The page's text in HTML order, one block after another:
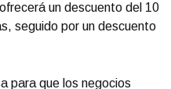
un descuento del 10
seguido por un descuento
para que los negocios